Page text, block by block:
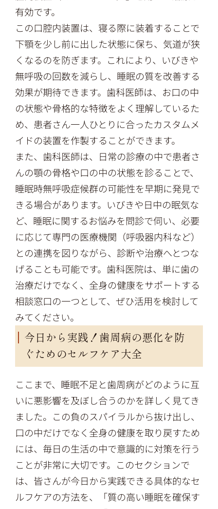
有効です。
この口腔内装置は、寝る際に装着することで
下顎を少し前に出した状態に保ち、気道が狭
くなるのを防ぎます。これにより、いびきや
無呼吸の回数を減らし、睡眠の質を改善する
効果が期待できます。歯科医師は、お口の中
の状態や骨格的な特徴をよく理解しているた
め、患者さん一人ひとりに合ったカスタムメ
イドの装置を作製することができます。
また、歯科医師は、日常の診療の中で患者さ
んの顎の骨格や口の中の状態を診ることで、
睡眠時無呼吸症候群の可能性を早期に発見で
きる場合があります。いびきや日中の眠気な
ど、睡眠に関するお悩みを問診で伺い、必要
に応じて専門の医療機関（呼吸器内科など）
との連携を図りながら、診断や治療へとつな
げることも可能です。歯科医院は、単に歯の
治療だけでなく、全身の健康をサポートする
相談窓口の一つとして、ぜひ活用を検討して
みてください。
今日から実践！歯周病の悪化を防
ぐためのセルフケア大全
ここまで、睡眠不足と歯周病がどのように互
いに悪影響を及ぼし合うのかを詳しく見てき
ました。この負のスパイラルから抜け出し、
口の中だけでなく全身の健康を取り戻すため
には、毎日の生活の中で意識的に対策を行う
ことが非常に大切です。このセクションで
は、皆さんが今日から実践できる具体的なセ
ルフケアの方法を、「質の高い睡眠を確保す